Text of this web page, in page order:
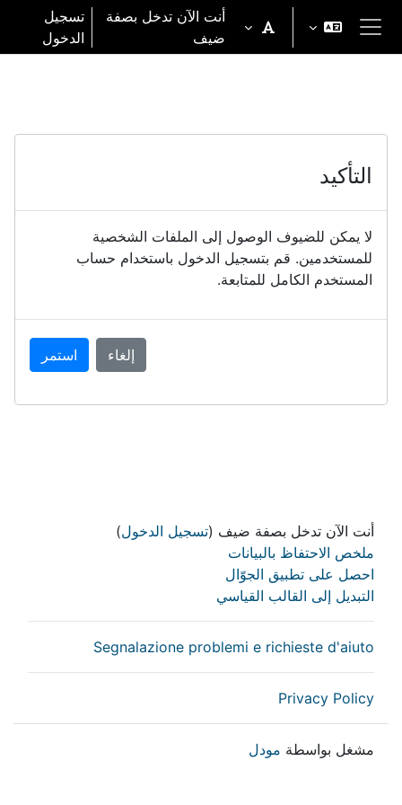
تخطى إلى المحتوى الرئيسي
واجهة جانبية
أنت الآن تدخل بصفة
ضيف
تسجيل
الدخول
التأكيد
لا يمكن للضيوف الوصول إلى الملفات الشخصية
للمستخدمين. قم بتسجيل الدخول باستخدام حساب
المستخدم الكامل للمتابعة.
إلغاء استمر
أنت الآن تدخل بصفة ضيف (تسجيل الدخول)
ملخص الاحتفاظ بالبيانات
احصل على تطبيق الجوّال
التبديل إلى القالب القياسي
Segnalazione problemi e richieste d'aiuto
Privacy Policy
مشغل بواسطة مودل